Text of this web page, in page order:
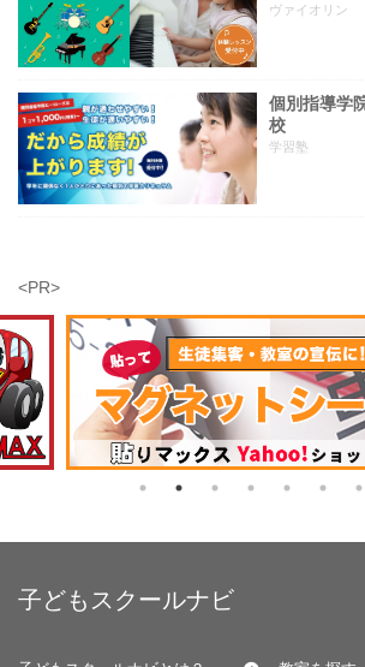
ヴァイオリン
個別指導学
校
学習塾
<PR>
子どもスクールナビ